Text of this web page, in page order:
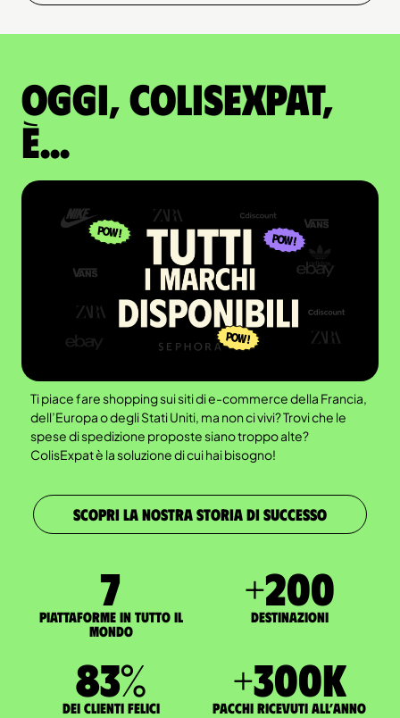
Oggi, ColisExpat,
è...
Ti piace fare shopping sui siti di e-commerce della Francia,
dell’Europa o degli Stati Uniti, ma non ci vivi? Trovi che le
spese di spedizione proposte siano troppo alte?
ColisExpat è la soluzione di cui hai bisogno!
SCOPRI LA NOSTRA STORIA DI SUCCESSO
7
Piattaforme in tutto il
mondo
+200
Destinazioni
83%
dei clienti felici
+300K
pacchi ricevuti all’anno